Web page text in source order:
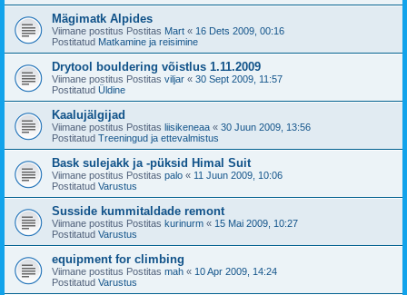
Mägimatk Alpides
Viimane postitus Postitas Mart « 16 Dets 2009, 00:16
Postitatud Matkamine ja reisimine
Drytool bouldering võistlus 1.11.2009
Viimane postitus Postitas viljar « 30 Sept 2009, 11:57
Postitatud Üldine
Kaalujälgijad
Viimane postitus Postitas liisikeneaa « 30 Juun 2009, 13:56
Postitatud Treeningud ja ettevalmistus
Bask sulejakk ja -püksid Himal Suit
Viimane postitus Postitas palo « 11 Juun 2009, 10:06
Postitatud Varustus
Susside kummitaldade remont
Viimane postitus Postitas kurinurm « 15 Mai 2009, 10:27
Postitatud Varustus
equipment for climbing
Viimane postitus Postitas mah « 10 Apr 2009, 14:24
Postitatud Varustus